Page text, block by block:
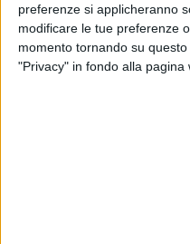
preferenze si applicheranno
modificare le tue preferenze
momento tornando su
"Privacy" in fondo alla pagina
Confermato invece lo
alle ore 21.00, incluso
teatrale 2024.